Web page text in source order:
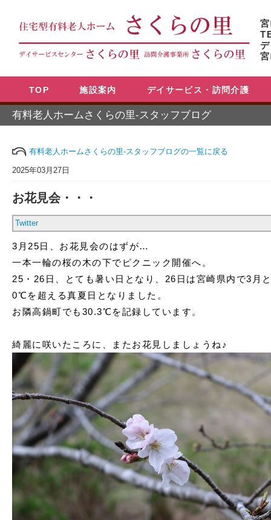
TOP 施設案内 デイサービス・訪問介護
有料老人ホームさくらの里-スタッフブログ
有料老人ホームさくらの里-スタッフブログの一覧に戻る
2025年03月27日
お花見会・・・
Twitter
3月25日、お花見会のはずが…
一本一輪の桜の木の下でピクニック開催へ。
25・26日、とても暑い日となり、26 日は宮崎県内で3月
0℃を超える真夏日となりました。
お隣高鍋町でも30.3℃を記録しています。
綺麗に咲いたころに、またお花見しましょうね♪